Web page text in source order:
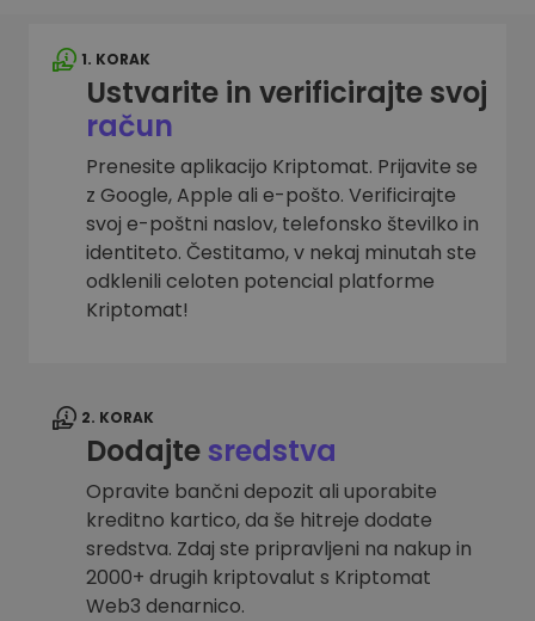
1. KORAK
Ustvarite in verificirajte svoj
račun
Prenesite aplikacijo Kriptomat. Prijavite se
z Google, Apple ali e-pošto. Verificirajte
svoj e-poštni naslov, telefonsko številko in
identiteto. Čestitamo, v nekaj minutah ste
odklenili celoten potencial platforme
Kriptomat!
2. KORAK
Dodajtesredstva
Opravite bančni depozit ali uporabite
kreditno kartico, da še hitreje dodate
sredstva. Zdaj ste pripravljeni na nakup in
2000+ drugih kriptovalut s Kriptomat
Web3 denarnico.